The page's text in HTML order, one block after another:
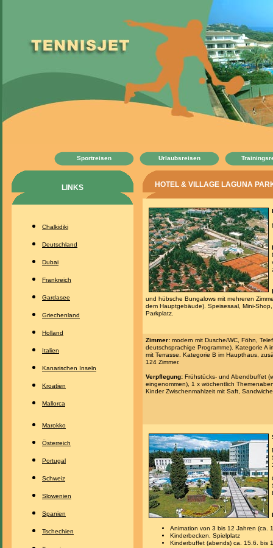
Sportreisen Urlaubsreisen
LINKS
Chalkidiki
Deutschland
Dubai
Frankreich
Gardasee
Griechenland
Holland
Italien
Kanarischen Inseln
Kroatien
Mallorca
Marokko
Österreich
Portugal
Schweiz
Slowenien
Spanien
Tschechien
HOTEL & VILLAGE LAGUNA
und hübsche Bungalows mit mehreren
dem Hauptgebäude). Speisesaal, Mini-
Parkplatz.
Zimmer: modern mit Dusche/WC, Föhn,
deutschsprachige Programme). Kategorie A
mit Terrasse. Kategorie B im Haupthaus,
124 Zimmer.
Verpflegung: Frühstücks- und Abendbuffet
eingenommen), 1 x wöchentlich
Kinder Zwischenmahlzeit mit Saft,
Animation von 3 bis 12 Jahren (ca.
Kinderbecken, Spielplatz
Kinderbuffet (abends) ca. 15.6. bis